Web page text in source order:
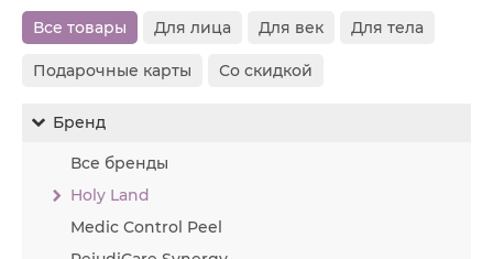
Все товары Для лица Для век Для тела
Подарочные карты Со скидкой
Бренд
Все бренды
Holy Land
Medic Control Peel